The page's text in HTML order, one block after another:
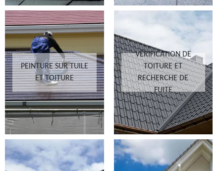
PEINTURE SUR TUILE
ET TOITURE
VÉRIFICATION DE
TOITURE ET
RECHERCHE DE
FUITE